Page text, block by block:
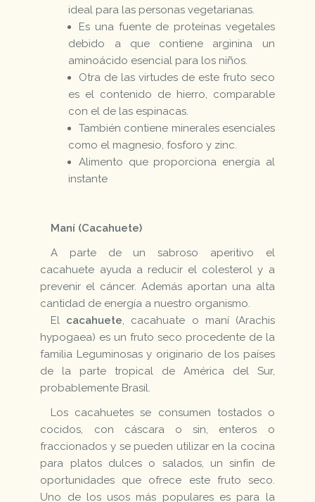
ideal para las personas vegetarianas.
Es una fuente de proteínas vegetales
debido a que contiene arginina un
aminoácido esencial para los niños.
Otra de las virtudes de este fruto seco
es el contenido de hierro, comparable
con el de las espinacas.
También contiene minerales esenciales
como el magnesio, fosforo y zinc.
Alimento que proporciona energía al
instante
Maní (Cacahuete)
A parte de un sabroso aperitivo el
cacahuete ayuda a reducir el colesterol y a
prevenir el cáncer. Además aportan una alta
cantidad de energía a nuestro organismo.
El cacahuete, cacahuate o maní (Arachis
hypogaea) es un fruto seco procedente de la
familia Leguminosas y originario de los países
de la parte tropical de América del Sur,
probablemente Brasil.
Los cacahuetes se consumen tostados o
cocidos, con cáscara o sin, enteros o
fraccionados y se pueden utilizar en la cocina
para platos dulces o salados, un sinfín de
oportunidades que ofrece este fruto seco.
Uno de los usos más populares es para la